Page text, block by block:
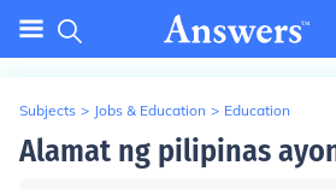
Subjects > Jobs & Education > Education
Alamat ng pilipinas